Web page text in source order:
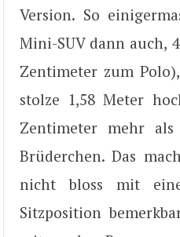
Version. So
Mini-SUV dann auch,
Zentimeter zum
stolze 1,58 Meter
Zentimeter mehr als
Brüderchen. Das
nicht bloss mit
Sitzposition